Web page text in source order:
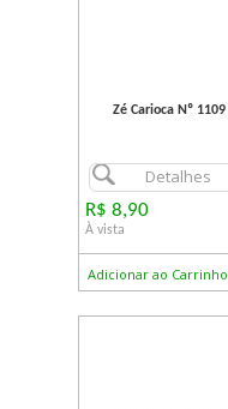
Zé Carioca Nº 1109
Detalhes
R$ 8,90
À vista
Adicionar ao Carrinho